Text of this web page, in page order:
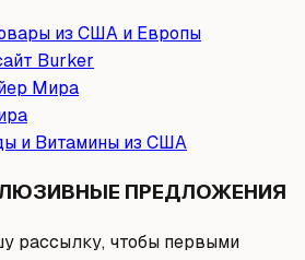
из США и Европы
Burker
Мира
и Витамины из США
ПРЕДЛОЖЕНИЯ
рассылку, чтобы первыми